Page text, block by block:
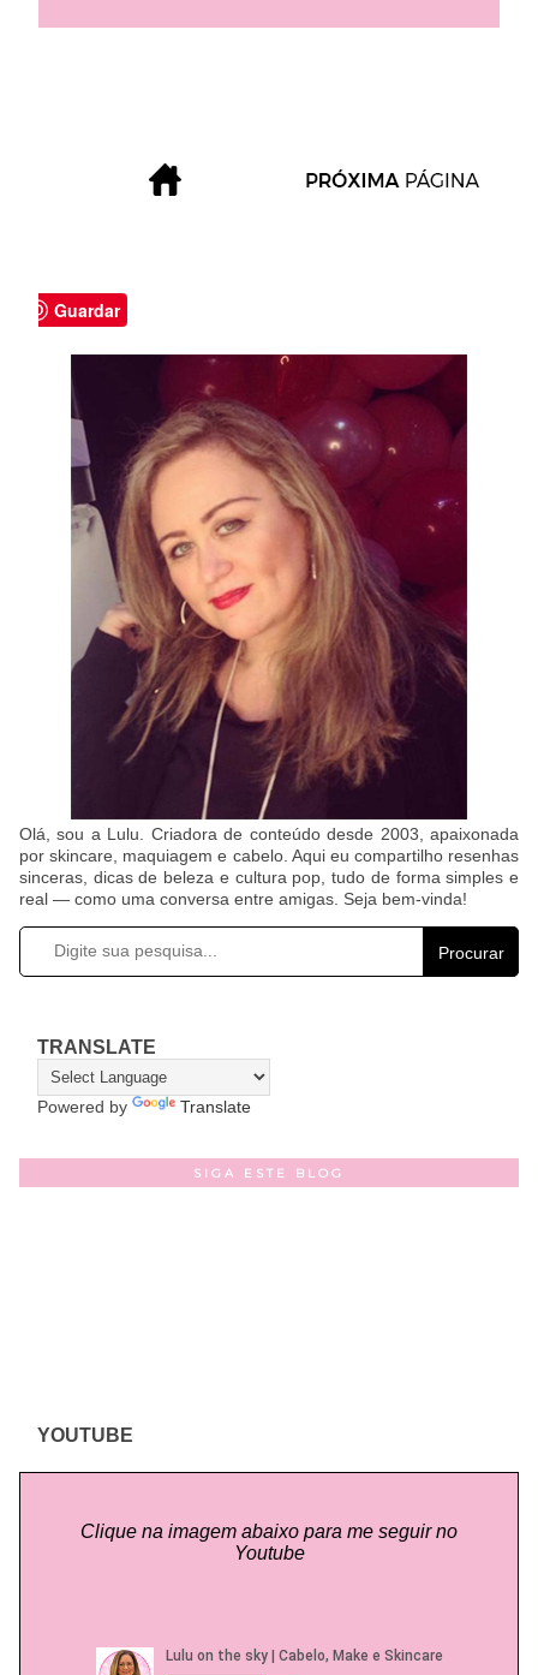
Guardar
Olá, sou a Lulu. Criadora de conteúdo desde 2003, apaixonada
por skincare, maquiagem e cabelo. Aqui eu compartilho resenhas
sinceras, dicas de beleza e cultura pop, tudo de forma simples e
real — como uma conversa entre amigas. Seja bem-vinda!
Procurar
TRANSLATE
Powered by Translate
SIGA ESTE BLOG
YOUTUBE
Clique na imagem abaixo para me seguir no
Youtube